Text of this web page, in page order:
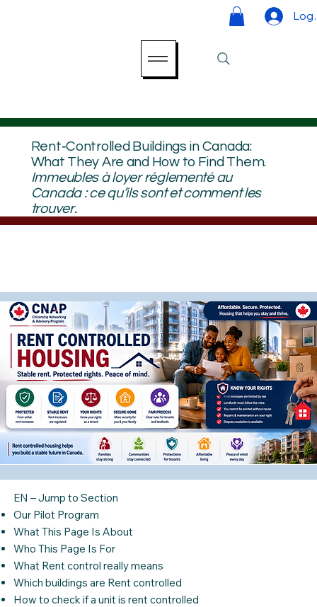
Log
Rent‑Controlled Buildings in Canada:
What They Are and How to Find Them.
Immeubles à loyer réglementé au
Canada : ce qu’ils sont et comment les
trouver.
EN – Jump to Section
Our Pilot Program
What This Page Is About
Who This Page Is For
What Rent control really means
Which buildings are Rent controlled
How to check if a unit is rent controlled